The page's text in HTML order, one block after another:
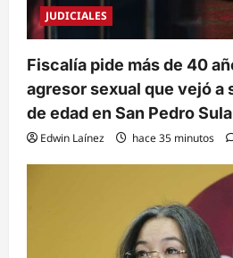
JUDICIALES
Fiscalía pide más de 40
agresor sexual que vejó a
de edad en San Pedro Sula
Edwin Laínez hace 35 minutos